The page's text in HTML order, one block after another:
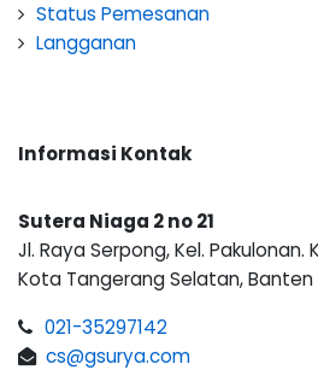
Status Pemesanan
Langganan
Informasi Kontak
Sutera Niaga 2 no 21
Jl. Raya Serpong, Kel. Pakulonan.
Kota Tangerang Selatan, Banten
021-35297142
cs@gsurya.com